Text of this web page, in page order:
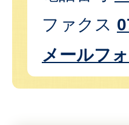
ファクス
メールフ